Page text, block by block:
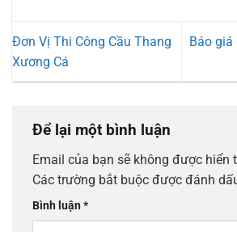
Đơn Vị Thi Công Cầu Thang
Xương Cá
Báo giá
Để lại một bình luận
Email của bạn sẽ không được hiển
Các trường bắt buộc được đánh
Bình luận*